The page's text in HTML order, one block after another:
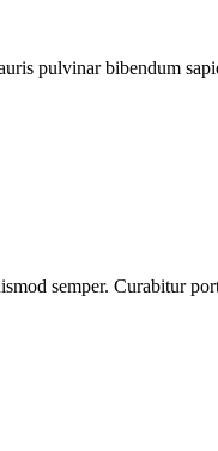
pulvinar bibendum
semper. Curabitur